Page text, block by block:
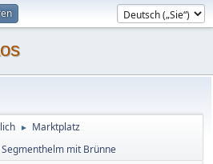
► Marktplatz
mit Brünne